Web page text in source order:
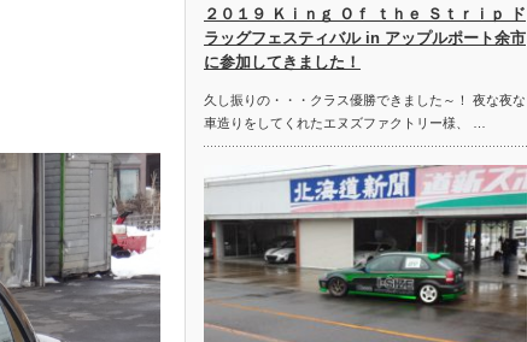
２０１９ Ｋｉｎｇ Ｏｆ ｔｈｅ Ｓｔｒｉｐ ド
ラッグフェスティバル in アップルポート余市
に参加してきました！
久し振りの・・・クラス優勝できました～！ 夜な夜な
車造りをしてくれたエヌズファクトリー様、 …